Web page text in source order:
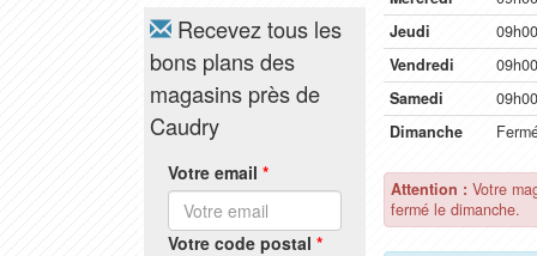
Recevez tous les
bons plans des
magasins près de
Caudry
Votre email *
Votre code postal *
Jeudi
Vendredi
Samedi
Dimanche
Attention : Votre
fermé le dimanche.